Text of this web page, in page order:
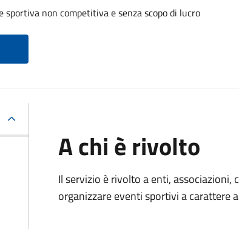
non competitiva e senza scopo di lucro
A chi è rivolto
Il servizio è rivolto a enti,
organizzare eventi sportivi a carattere